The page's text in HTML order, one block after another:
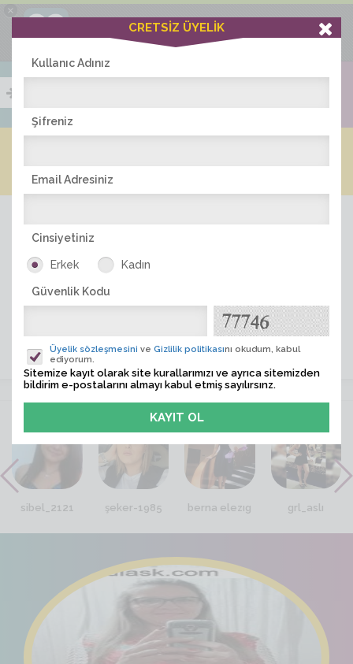
×
Ciddiask Uygulaması
+1 Hafta Gold Üyelik Kazan
Bedava - com.ciddi.ask
İNDİR
ÜYE ARA
VİTRİN
sibel_2121 şeker-1985 berna elezıg grl_aslı
CRETSİZ ÜYELİK
Kullanıc Adınız
Şifreniz
Email Adresiniz
Cinsiyetiniz
Erkek Kadın
Güvenlik Kodu
Üyelik sözleşmesini ve Gizlilik politikasını okudum, kabul
ediyorum.
Sitemize kayıt olarak site kurallarımızı ve ayrıca sitemizden
bildirim e-postalarını almayı kabul etmiş sayılırsınz.